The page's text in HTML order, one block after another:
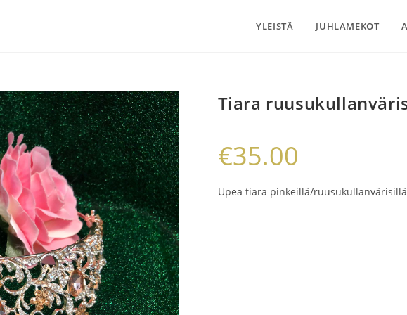
YLEISTÄ JUHLAMEKOT
Tiara
€35.00
Upea tiara pinkeillä/